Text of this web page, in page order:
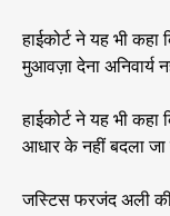
हाईकोर्ट ने यह भी
मुआवज़ा देना अनिवार्य
हाईकोर्ट ने यह भी कहा
आधार के नहीं बदला
जस्टिस फरजंद अली की